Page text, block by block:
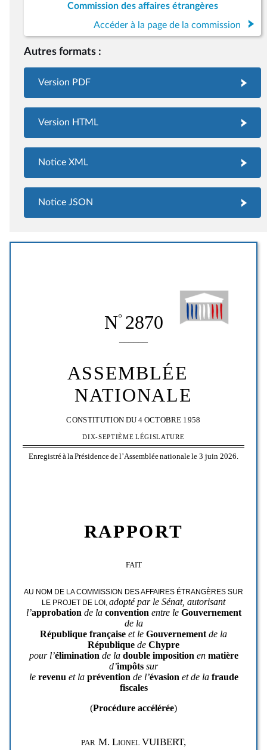
Commission des affaires étrangères
Accéder à la page de la commission
Autres formats :
Version PDF
Version HTML
Notice XML
Notice JSON